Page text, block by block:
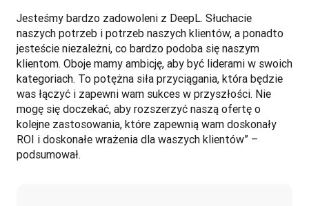
Jesteśmy bardzo zadowoleni z DeepL. Słuchacie
naszych potrzeb i potrzeb naszych klientów, a ponadto
jesteście niezależni, co bardzo podoba się naszym
klientom. Oboje mamy ambicję, aby być liderami w swoich
kategoriach. To potężna siła przyciągania, która będzie
was łączyć i zapewni wam sukces w przyszłości. Nie
mogę się doczekać, aby rozszerzyć naszą ofertę o
kolejne zastosowania, które zapewnią wam doskonały
ROI i doskonałe wrażenia dla waszych klientów” –
podsumował.